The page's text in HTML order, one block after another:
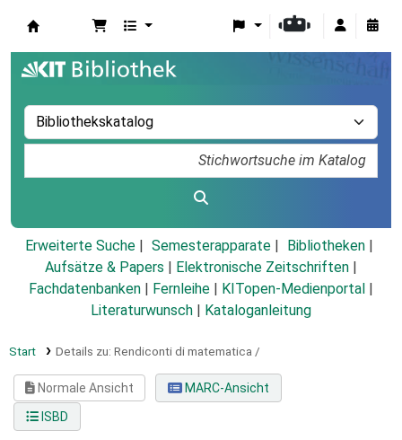
Erweiterte Suche Semesterapparate
Bibliotheken
Aufsätze & Papers
Elektronische Zeitschriften
Fachdatenbanken
Fernleihe KITopen-Medienportal
Literaturwunsch
Kataloganleitung
Start Details zu: Rendiconti di matematica /
Normale Ansicht
MARC-Ansicht
ISBD